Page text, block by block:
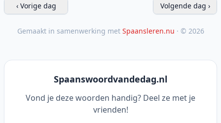
‹ Vorige dag Volgende dag ›
Gemaakt in samenwerking met Spaansleren.nu · © 2026
Spaanswoordvandedag.nl
Vond je deze woorden handig? Deel ze met je
vrienden!